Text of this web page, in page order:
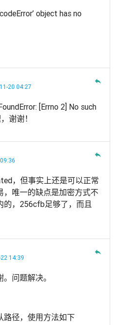
object has no
20 04:27
[Errno 2] No such
谢谢！
reply
，但事实上还是可以正常
，唯一的缺点是加密方式不
的，256cfb足够了，而且
reply
14:39
问题解决。
路径，使用方法如下
reply